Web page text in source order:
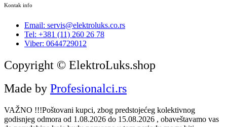
Kontak info
Email: servis@elektroluks.co.rs
Tel: +381 (11) 260 26 78
Viber: 0644729012
Copyright © ElektroLuks.shop
Made by Profesionalci.rs
VAŽNO !!!Poštovani kupci, zbog predstojećeg kolektivnog
godisnjeg odmora od 1.08.2026 do 15.08.2026 , obaveštavamo vas